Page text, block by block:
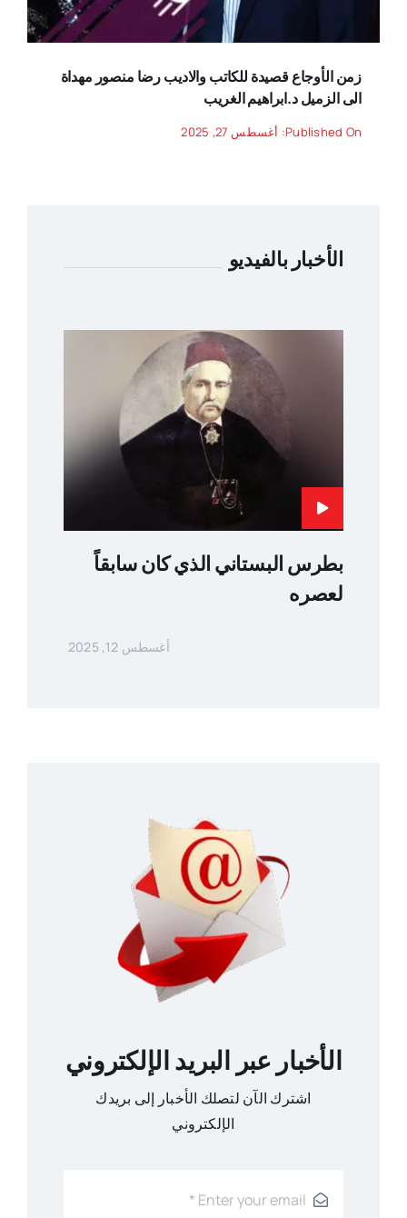
زمن الأوجاع قصيدة للكاتب والاديب رضا منصور مهداة
الى الزميل د.ابراهيم الغريب
Published On: أغسطس 27, 2025
الأخبار بالفيديو
بطرس البستاني الذي كان سابقاً
لعصره
أغسطس 12, 2025
الأخبار عبر البريد الإلكتروني
اشترك الآن لتصلك الأخبار إلى بريدك
الإلكتروني